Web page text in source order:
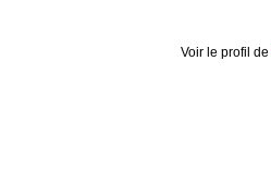
Voir le profil de